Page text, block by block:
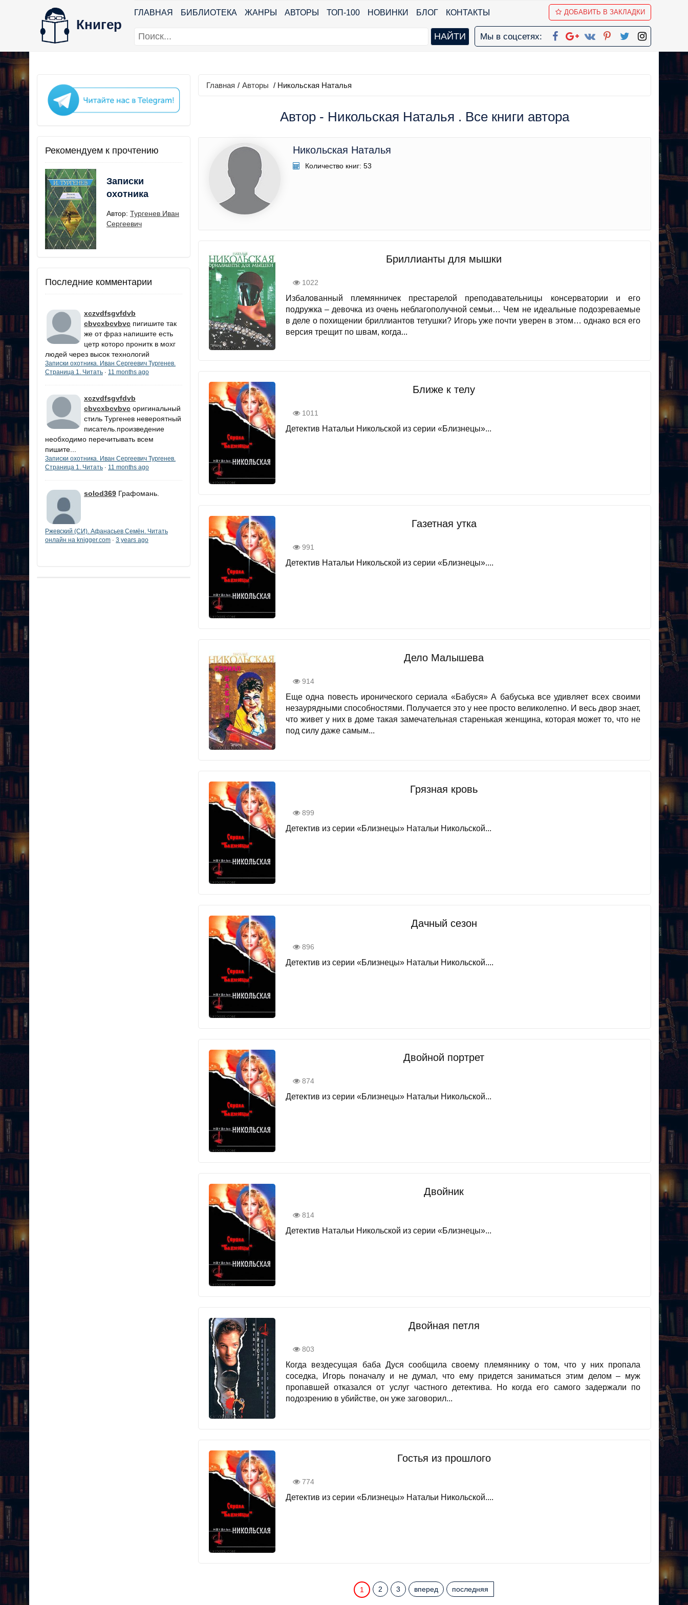
Книгер
ГЛАВНАЯ БИБЛИОТЕКА ЖАНРЫ АВТОРЫ ТОП-100 НОВИНКИ БЛОГ КОНТАКТЫ ДОБАВИТЬ В ЗАКЛАДКИ
Мы в соцсетях:
Рекомендуем к прочтению
Записки
охотника
Автор: Тургенев Иван
Сергеевич
Последние комментарии
xczvdfsgvfdvb
cbvcxbcvbvc пигишите так
же от фраз напишите есть
цетр которо пронитк в мохг
людей через высок технологий
Записки охотника. Иван Сергеевич Тургенев.
Страница 1. Читать · 11 months ago
xczvdfsgvfdvb
cbvcxbcvbvc оригинальный
стиль Тургенев невероятный
писатель.произведение
необходимо перечитывать всем
пишите...
Записки охотника. Иван Сергеевич Тургенев.
Страница 1. Читать · 11 months ago
solod369 Графомань.
Ржевский (СИ). Афанасьев Семён. Читать
онлайн на knigger.com · 3 years ago
Главная / Авторы / Никольская Наталья
Автор - Никольская Наталья . Все книги автора
Никольская Наталья
Количество книг: 53
Бриллианты для мышки
1022
Избалованный племянничек престарелой преподавательницы консерватории и его
подружка – девочка из очень неблагополучной семьи… Чем не идеальные подозреваемые
в деле о похищении бриллиантов тетушки? Игорь уже почти уверен в этом… однако вся его
версия трещит по швам, когда...
Ближе к телу
1011
Детектив Натальи Никольской из серии «Близнецы»...
Газетная утка
991
Детектив Натальи Никольской из серии «Близнецы»....
Дело Малышева
914
Еще одна повесть иронического сериала «Бабуся» А бабуська все удивляет всех своими
незаурядными способностями. Получается это у нее просто великолепно. И весь двор знает,
что живет у них в доме такая замечательная старенькая женщина, которая может то, что не
под силу даже самым...
Грязная кровь
899
Детектив из серии «Близнецы» Натальи Никольской...
Дачный сезон
896
Детектив из серии «Близнецы» Натальи Никольской....
Двойной портрет
874
Детектив из серии «Близнецы» Натальи Никольской...
Двойник
814
Детектив Натальи Никольской из серии «Близнецы»...
Двойная петля
803
Когда вездесущая баба Дуся сообщила своему племяннику о том, что у них пропала
соседка, Игорь поначалу и не думал, что ему придется заниматься этим делом – муж
пропавшей отказался от услуг частного детектива. Но когда его самого задержали по
подозрению в убийстве, он уже заговорил...
Гостья из прошлого
774
Детектив из серии «Близнецы» Натальи Никольской....
1 2 3 вперед последняя